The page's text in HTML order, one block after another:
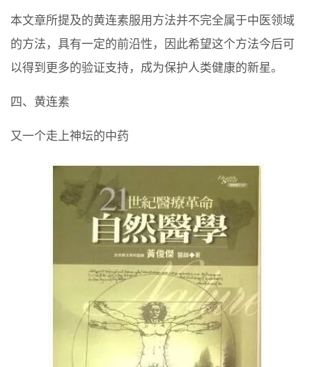
本文章所提及的黄连素服用方法并不完全属于中医领域
的方法，具有一定的前沿性，因此希望这个方法今后可
以得到更多的验证支持，成为保护人类健康的新星。
四、黄连素
又一个走上神坛的中药